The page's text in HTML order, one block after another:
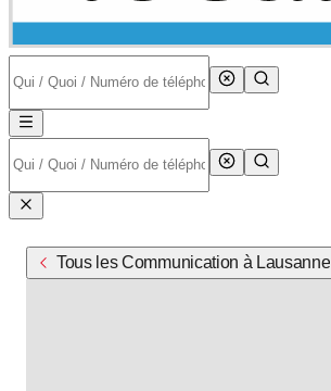
Tous les Communication à Lausanne